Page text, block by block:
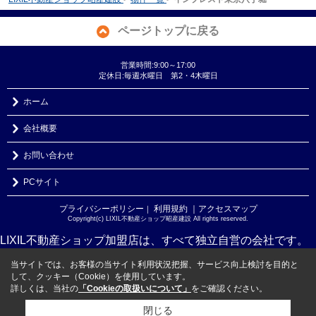
ページトップに戻る
営業時間:9:00～17:00
定休日:毎週水曜日 第2・4木曜日
ホーム
会社概要
お問い合わせ
PCサイト
プライバシーポリシー 利用規約 ｜アクセスマップ
Copyright(c) LIXIL不動産ショップ昭産建設 All rights reserved.
LIXIL不動産ショップ加盟店は、すべて独立自営の会社です。
当サイトでは、お客様の当サイト利用状況把握、サービス向上検討を目的と
して、クッキー（Cookie）を使用しています。
詳しくは、当社の 「Cookieの取扱いについて」 をご確認ください。
閉じる